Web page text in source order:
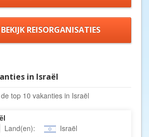
BEKIJK REISORGANISATIES
in Israël
top 10 vakanties in Israël
Land(en):
Israël